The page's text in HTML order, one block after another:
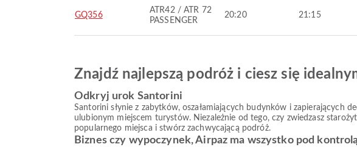
GQ356
ATR42 / ATR 72
PASSENGER
20:20 21:15
Znajdź najlepszą podróż i ciesz się
Odkryj urok Santorini
Santorini słynie z zabytków, oszałamiających budynków i zapierających
ulubionym miejscem turystów. Niezależnie od tego, czy zwiedzasz
popularnego miejsca i stwórz zachwycającą podróż.
Biznes czy wypoczynek, Airpaz ma wszystko pod